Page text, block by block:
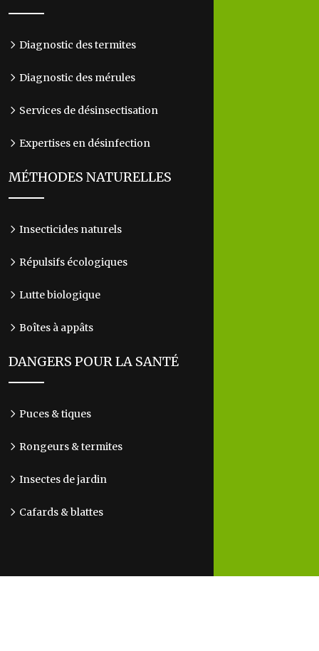
Diagnostic des termites
Diagnostic des mérules
Services de désinsectisation
Expertises en désinfection
MÉTHODES NATURELLES
Insecticides naturels
Répulsifs écologiques
Lutte biologique
Boîtes à appâts
DANGERS POUR LA SANTÉ
Puces & tiques
Rongeurs & termites
Insectes de jardin
Cafards & blattes